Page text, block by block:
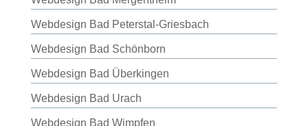
Webdesign Bad Peterstal-Griesbach
Webdesign Bad Schönborn
Webdesign Bad Überkingen
Webdesign Bad Urach
Webdesign Bad Wimpfen